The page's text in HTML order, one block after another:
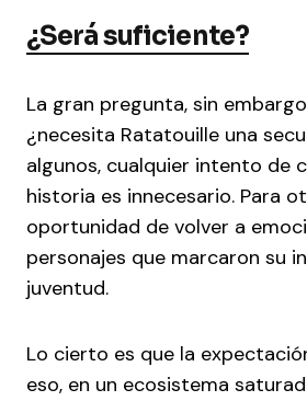
¿Será suficiente?
La gran pregunta, sin
¿necesita Ratatouille una
algunos, cualquier intento de
historia es innecesario. Para
oportunidad de volver a
personajes que marcaron su
juventud.
Lo cierto es que la
eso, en un ecosistema